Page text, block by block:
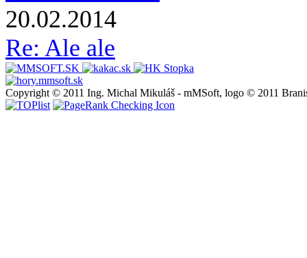
20.02.2014
Re: Ale ale
Copyright © 2011 Ing. Michal Mikuláš - mMSoft, logo © 2011